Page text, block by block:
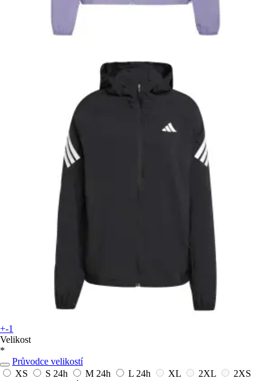
+-1
Velikost
*
Průvodce velikostí
XS
S 24h M 24h L 24h XL 2XL
2XS